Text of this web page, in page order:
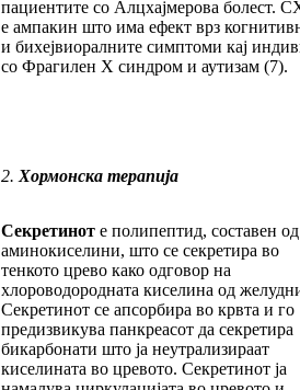
пациентите со Алцхајмерова болест.
е ампакин што има ефект врз
и бихејвиоралните симптоми кај
со Фрагилен X синдром и аутизам (7).
2. Хормонска терапија
Секретиноте полипептид, составен
аминокиселини, што се секретира во
тенкото црево како одговор на
хлороводородната киселина од
Секретинот се апсорбира во крвта и го
предизвикува панкреасот да секретира
бикарбонати што ја неутрализираат
киселината во цревото. Секретинот ја